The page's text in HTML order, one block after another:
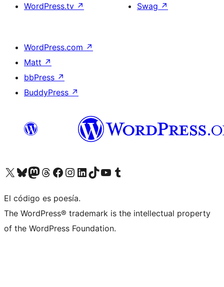
WordPress.tv ↗
Swag ↗
WordPress.com ↗
Matt ↗
bbPress ↗
BuddyPress ↗
Visita nuestra cuenta de X (anteriormente Twitter)
Visita nuestra cuenta de Bluesky
Visita nuestra cuenta de Mastodon
Visita nuestra cuenta de Threads
Visita nuestra página de Facebook
Visita nuestra cuenta de Instagram
Visita nuestra cuenta de LinkedIn
Visita nuestra cuenta de TikTok
Visita nuestro canal de YouTube
Visita nuestra cuenta de Tumblr
El código es poesía.
The WordPress® trademark is the intellectual property
of the WordPress Foundation.